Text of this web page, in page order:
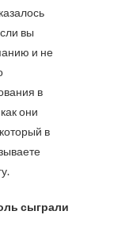
вы
и не
в
они
в
сыграли